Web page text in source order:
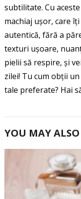
subtilitate. Cu
machiaj ușor, care
autentică, fără a
texturi ușoare,
pielii să respire, și
zilei! Tu cum obții
tale preferate? Hai
YOU MAY